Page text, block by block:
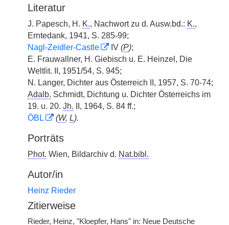
Literatur
J. Papesch, H. K., Nachwort zu d. Ausw.bd.: K.,
Erntedank, 1941, S. 285-99;
Nagl-Zeidler-Castle
IV (P);
E. Frauwallner, H. Giebisch u. E. Heinzel, Die
Weltlit. II, 1951/54, S. 945;
N. Langer, Dichter aus Österreich II, 1957, S. 70-74;
Adalb. Schmidt, Dichtung u. Dichter Österreichs im
19. u. 20. Jh. II, 1964, S. 84 ff.;
ÖBL
(W, L).
Porträts
Phot. Wien, Bildarchiv d. Nat.bibl.
Autor/in
Heinz Rieder
Zitierweise
Rieder, Heinz, "Kloepfer, Hans" in: Neue Deutsche